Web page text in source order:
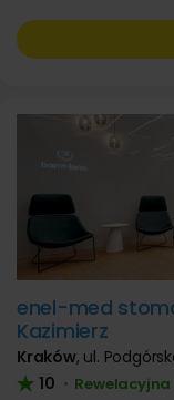
enel-med
Kazimierz
Kraków, ul.
10 • Rewelacyjna